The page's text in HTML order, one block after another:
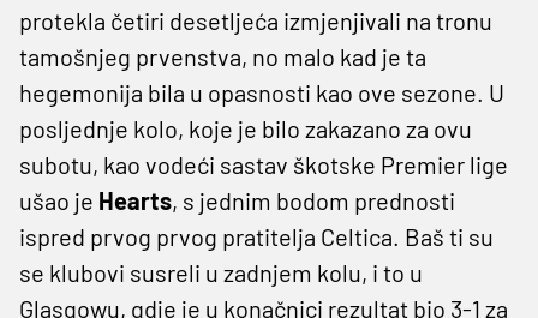
protekla četiri desetljeća izmjenjivali na tronu
tamošnjeg prvenstva, no malo kad je ta
hegemonija bila u opasnosti kao ove sezone. U
posljednje kolo, koje je bilo zakazano za ovu
subotu, kao vodeći sastav škotske Premier lige
ušao je Hearts, s jednim bodom prednosti
ispred prvog prvog pratitelja Celtica. Baš ti su
se klubovi susreli u zadnjem kolu, i to u
Glasgowu, gdje je u konačnici rezultat bio 3-1 za